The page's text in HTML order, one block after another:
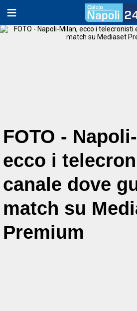
FOTO -
ecco i
canale dove
match su
Premium